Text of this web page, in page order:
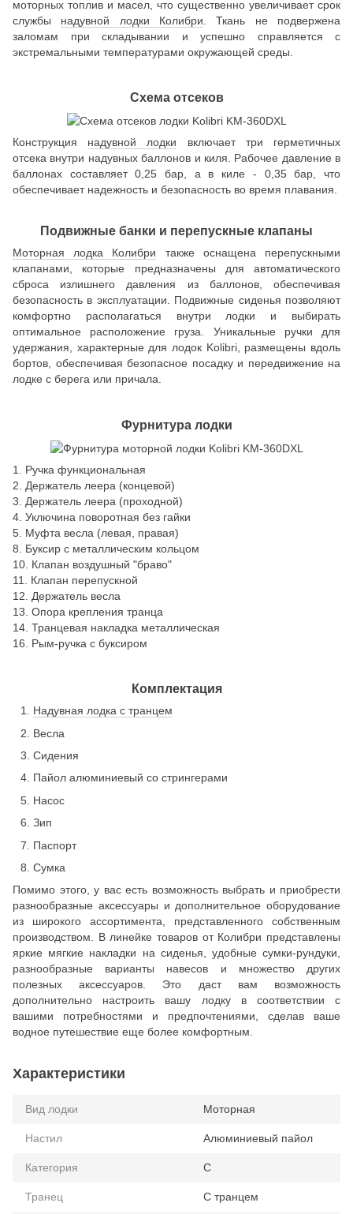
моторных топлив и масел, что существенно увеличивает срок
службы надувной лодки Колибри . Ткань не подвержена
заломам при складывании и успешно справляется с
экстремальными температурами окружающей среды.
Схема отсеков
Конструкция надувной лодки включает три герметичных
отсека внутри надувных баллонов и киля. Рабочее давление в
баллонах составляет 0,25 бар, а в киле - 0,35 бар, что
обеспечивает надежность и безопасность во время плавания.
Подвижные банки и перепускные клапаны
Моторная лодка Колибри также оснащена перепускными
клапанами, которые предназначены для автоматического
сброса излишнего давления из баллонов, обеспечивая
безопасность в эксплуатации. Подвижные сиденья позволяют
комфортно располагаться внутри лодки и выбирать
оптимальное расположение груза. Уникальные ручки для
удержания, характерные для лодок Kolibri, размещены вдоль
бортов, обеспечивая безопасное посадку и передвижение на
лодке с берега или причала.
Фурнитура лодки
1. Ручка функциональная
2. Держатель леера (концевой)
3. Держатель леера (проходной)
4. Уключина поворотная без гайки
5. Муфта весла (левая, правая)
8. Буксир с металлическим кольцом
10. Клапан воздушный "браво"
11. Клапан перепускной
12. Держатель весла
13. Опора крепления транца
14. Транцевая накладка металлическая
16. Рым-ручка с буксиром
Комплектация
Надувная лодка с транцем
Весла
Сидения
Пайол алюминиевый со стрингерами
Насос
Зип
Паспорт
Сумка
Помимо этого, у вас есть возможность выбрать и приобрести
разнообразные аксессуары и дополнительное оборудование
из широкого ассортимента, представленного собственным
производством. В линейке товаров от Колибри представлены
яркие мягкие накладки на сиденья, удобные сумки-рундуки,
разнообразные варианты навесов и множество других
полезных аксессуаров. Это даст вам возможность
дополнительно настроить вашу лодку в соответствии с
вашими потребностями и предпочтениями, сделав ваше
водное путешествие еще более комфортным.
Характеристики
Вид лодки Моторная
Настил Алюминиевый пайол
Категория C
Транец С транцем